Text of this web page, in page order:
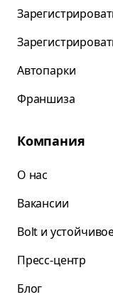
Автопарки
Франшиза
Компания
О нас
Вакансии
Bolt и
Пресс-центр
Блог